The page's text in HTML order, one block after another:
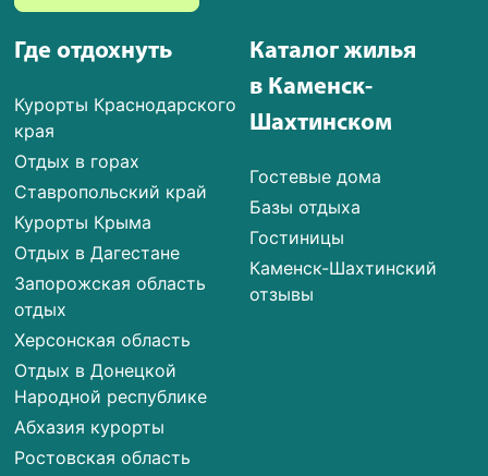
Где отдохнуть
Курорты Краснодарского
края
Отдых в горах
Ставропольский край
Курорты Крыма
Отдых в Дагестане
Запорожская область
отдых
Херсонская область
Отдых в Донецкой
Народной республике
Абхазия курорты
Ростовская область
Каталог жилья
в Каменск-
Шахтинском
Гостевые дома
Базы отдыха
Гостиницы
Каменск-Шахтинский
отзывы